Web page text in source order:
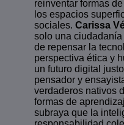
reinventar formas
los espacios
sociales. Carissa
solo una
de repensar la
perspectiva ética y
un futuro digital
pensador y
verdaderos nativos
formas de
subraya que la